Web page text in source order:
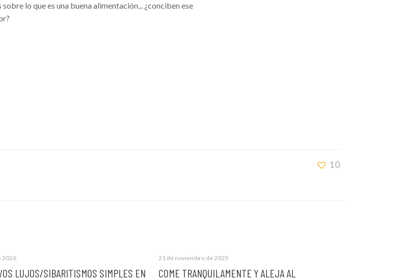
lo que es una buena alimentación... ¿conciben ese
10
2026
LUJOS/SIBARITISMOS SIMPLES EN
21 de noviembre de 2025
COME TRANQUILAMENTE Y ALEJA AL